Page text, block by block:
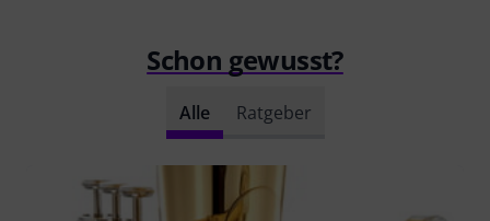
Schon gewusst?
Alle Ratgeber